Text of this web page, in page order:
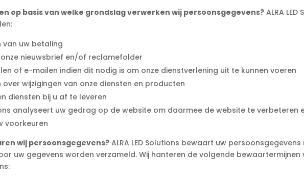
op basis van welke grondslag verwerken wij persoonsgegevens? ALRA
van uw betaling
nieuwsbrief en/of reclamefolder
of e-mailen indien dit nodig is om onze dienstverlening uit te kunnen voeren
over wijzigingen van onze diensten en producten
diensten bij u af te leveren
analyseert uw gedrag op de website om daarmee de website te
voorkeuren
wij persoonsgegevens? ALRA LED Solutions bewaart uw
uw gegevens worden verzameld. Wij hanteren de volgende